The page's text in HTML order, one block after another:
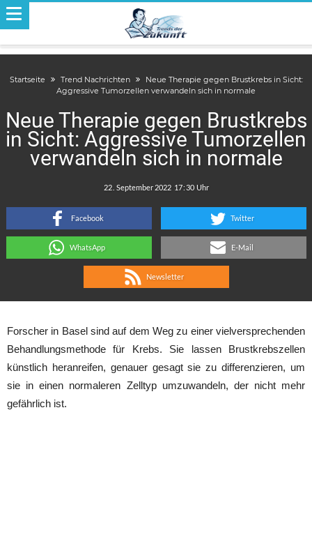
Startseite Trend Nachrichten
Neue Therapie gegen Brustkrebs in Sicht:
Aggressive Tumorzellen verwandeln sich in normale
Neue Therapie gegen Brustkrebs
in Sicht: Aggressive Tumorzellen
verwandeln sich in normale
:
Facebook Twitter
WhatsApp E-Mail
Newsletter
Forscher in Basel sind auf dem Weg zu einer vielversprechenden
Behandlungsmethode für Krebs. Sie lassen Brustkrebszellen
künstlich heranreifen, genauer gesagt sie zu differenzieren, um
sie in einen normaleren Zelltyp umzuwandeln, der nicht mehr
gefährlich ist.